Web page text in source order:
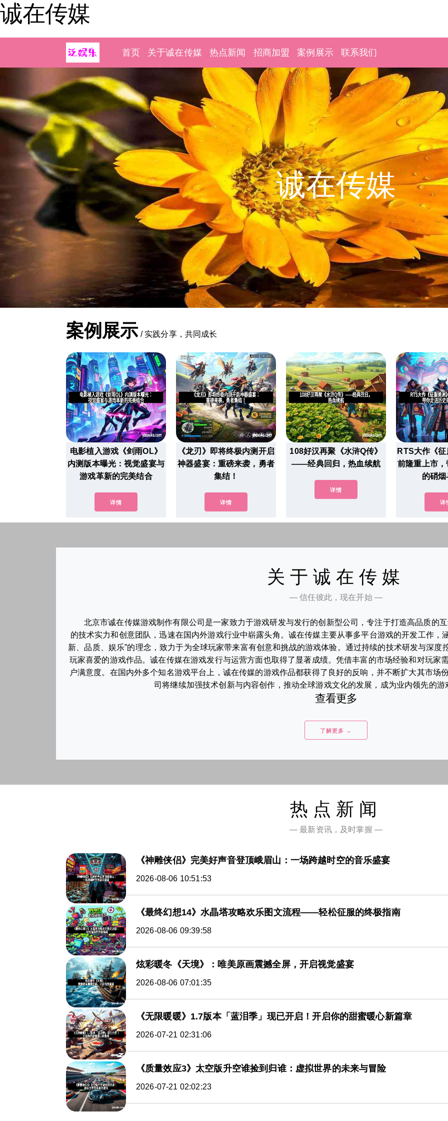
诚在传媒
首页 关于诚在传媒 热点新闻 招商加盟 案例展示 联系我们
诚在传媒
案例展示 / 实践分享，共同成长
电影植入游戏《剑雨OL》
内测版本曝光：视觉盛宴与
游戏革新的完美结合
详情
《龙刃》即将终极内测开启
神器盛宴：重磅来袭，勇者
集结！
详情
108好汉再聚《水浒Q传》
——经典回归，热血续航
详情
RTS大作《
前隆重上市
的硝
详
关于诚在传媒
— 信任彼此，现在开始 —
北京市诚在传媒游戏制作有限公司是一家致力于游戏研发与发行的创新型公司，专注于打造高品质的
的技术实力和创意团队，迅速在国内外游戏行业中崭露头角。诚在传媒主要从事多平台游戏的开发工作，
新、品质、娱乐”的理念，致力于为全球玩家带来富有创意和挑战的游戏体验。通过持续的技术研发与深
玩家喜爱的游戏作品。诚在传媒在游戏发行与运营方面也取得了显著成绩。凭借丰富的市场经验和对玩家
户满意度。在国内外多个知名游戏平台上，诚在传媒的游戏作品都获得了良好的反响，并不断扩大其市场
司将继续加强技术创新与内容创作，推动全球游戏文化的发展，成为业内领先的游
查看更多
了解更多 →
热点新闻
— 最新资讯，及时掌握 —
《神雕侠侣》完美好声音登顶峨眉山：一场跨越时空的音乐盛宴
2026-08-06 10:51:53
《最终幻想14》水晶塔攻略欢乐图文流程——轻松征服的终极指南
2026-08-06 09:39:58
炫彩暖冬《天境》：唯美原画震撼全屏，开启视觉盛宴
2026-08-06 07:01:35
《无限暖暖》1.7版本「蓝泪季」现已开启！开启你的甜蜜暖心新篇章
2026-07-21 02:31:06
《质量效应3》太空版升空谁捡到归谁：虚拟世界的未来与冒险
2026-07-21 02:02:23